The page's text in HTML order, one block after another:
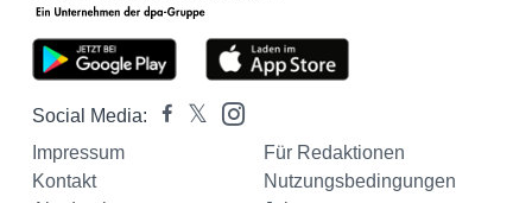
Social Media:
Impressum
Für Redaktionen
Kontakt
Nutzungsbedingungen